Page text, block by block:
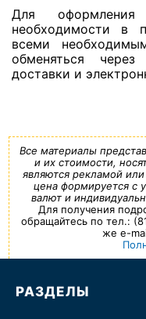
Для
необходимости в
всеми
обменяться
доставки и
Все материалы
и их стоимости,
являются рекламой
цена формируется с
валют и
Для получения
обращайтесь по тел.:
же e-
РАЗДЕЛЫ